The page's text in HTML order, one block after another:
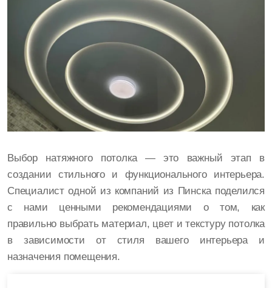
Выбор натяжного потолка — это важный этап в
создании стильного и функционального интерьера.
Специалист одной из компаний из Пинска поделился
с нами ценными рекомендациями о том, как
правильно выбрать материал, цвет и текстуру потолка
в зависимости от стиля вашего интерьера и
назначения помещения.